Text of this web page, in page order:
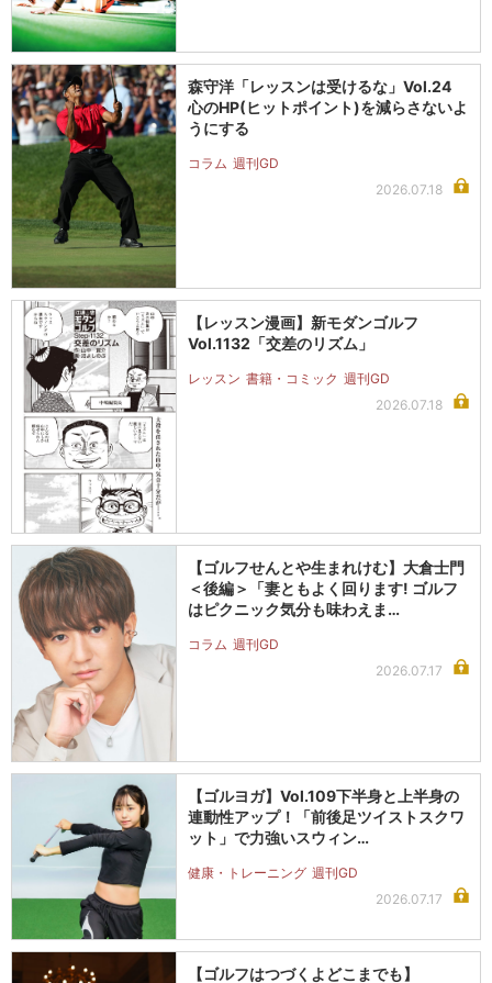
森守洋「レッスンは受けるな」Vol.24
心のHP(ヒットポイント)を減らさないよ
うにする
コラム 週刊GD
2026.07.18
【レッスン漫画】新モダンゴルフ
Vol.1132「交差のリズム」
レッスン 書籍・コミック 週刊GD
2026.07.18
【ゴルフせんとや生まれけむ】大倉士門
＜後編＞「妻ともよく回ります! ゴルフ
はピクニック気分も味わえま…
コラム 週刊GD
2026.07.17
【ゴルヨガ】Vol.109下半身と上半身の
連動性アップ！「前後足ツイストスクワ
ット」で力強いスウィン…
健康・トレーニング 週刊GD
2026.07.17
【ゴルフはつづくよどこまでも】